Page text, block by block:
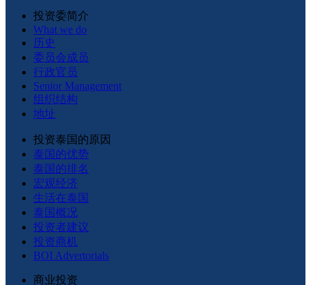
投资委简介
What we do
历史
委员会成员
行政官员
Senior Management
组织结构
地址
投资泰国的原因
泰国的优势
泰国的排名
宏观经济
生活在泰国
泰国概况
投资者建议
投资商机
BOI Advertorials
商业投资